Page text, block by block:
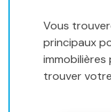
Vous
principaux
trouver